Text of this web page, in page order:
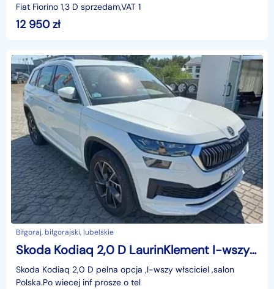
Fiat Fiorino 1,3 D sprzedam,VAT 1
12 950zł
Biłgoraj, biłgorajski, lubelskie
Skoda Kodiaq 2,0 D LaurinKlement I-wszy właściciel salon Polska
Skoda Kodiaq 2,0 D pelna opcja ,I-wszy włsciciel ,salon
Polska.Po wiecej inf prosze o tel